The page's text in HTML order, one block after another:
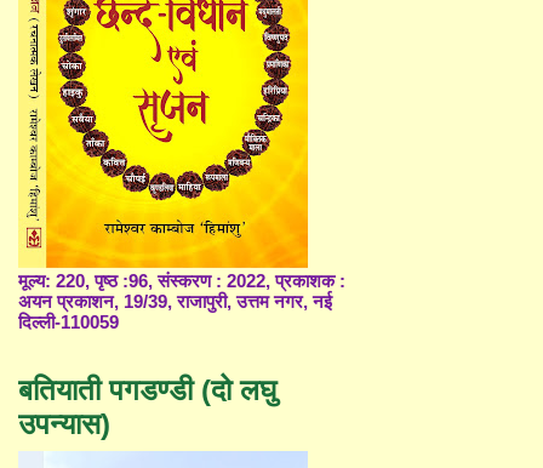
मूल्य: 220, पृष्ठ :96, संस्करण : 2022, प्रकाशक :
अयन प्रकाशन, 19/39, राजापुरी, उत्तम नगर, नई
दिल्ली-110059
बतियाती पगडण्डी (दो लघु
उपन्यास)